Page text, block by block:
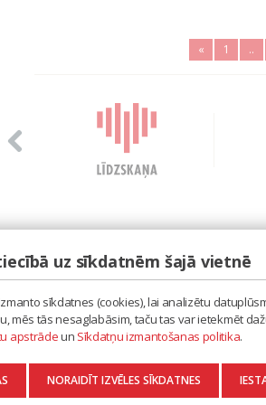
« 1 ..
LAIPA
ES RADU MŪZIKU
AKTUALITĀTES
KONTAKTI
SĪKDATŅU IZMANTOŠANAS POLITIKA
DATU APSTRĀDE
uz sīkdatnēm šajā vietnē
sīkdatnes (cookies), lai analizētu
mēs tās nesaglabāsim, taču tas var ietekmēt
apstrādeun Sīkdatņu izmantošanas politika.
NORAIDĪT IZVĒLES SĪKDATNES